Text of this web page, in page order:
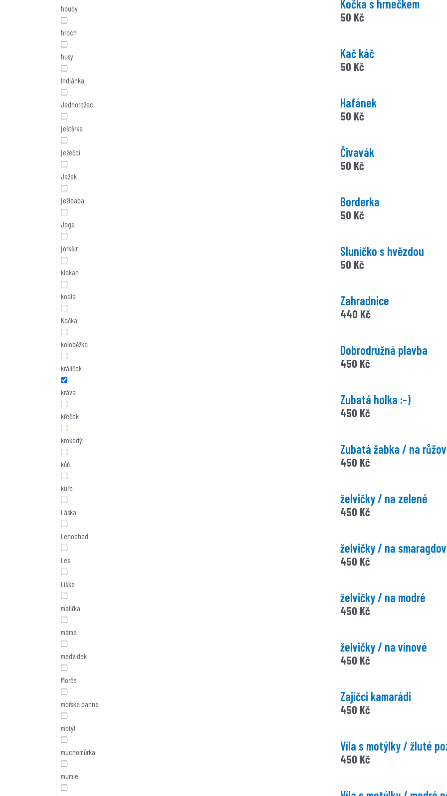
houby
hroch
husy
Indiánka
Jednorožec
ještěrka
ježečci
Ježek
ježibaba
Jóga
jorkšír
klokan
koala
Kočka
koloběžka
králíček
kráva
křeček
krokodýl
kůň
kuře
Láska
Lenochod
Les
Liška
malířka
máma
medvídek
Morče
mořská panna
motýl
muchomůrka
mumie
Kočka s hrnečkem
50 Kč
Kač káč
50 Kč
Hafánek
50 Kč
Čivavák
50 Kč
Borderka
50 Kč
Sluníčko s hvězdou
50 Kč
Zahradnice
440 Kč
Dobrodružná plavba
450 Kč
Zubatá holka :-)
450 Kč
Zubatá žabka / na
450 Kč
želvičky / na zelené
450 Kč
želvičky / na
450 Kč
želvičky / na modré
450 Kč
želvičky / na vínové
450 Kč
Zajíčci kamarádi
450 Kč
Víla s motýlky / žluté
450 Kč